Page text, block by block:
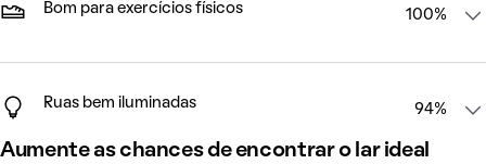
Bom para exercícios físicos 100%
Ruas bem iluminadas 94%
Aumente as chances de encontrar o lar ideal